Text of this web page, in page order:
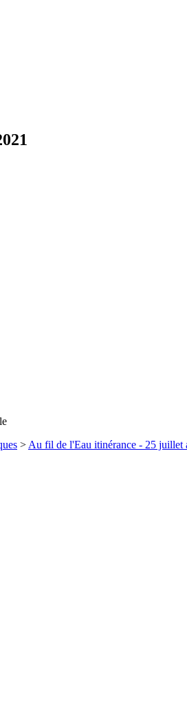
> Au fil de l'Eau itinérance - 25 juillet